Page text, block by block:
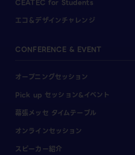
CEATEC for Students
エコ＆デザインチャレンジ
CONFERENCE & EVENT
オープニングセッション
Pick up セッション&イベント
幕張メッセ タイムテーブル
オンラインセッション
スピーカー紹介